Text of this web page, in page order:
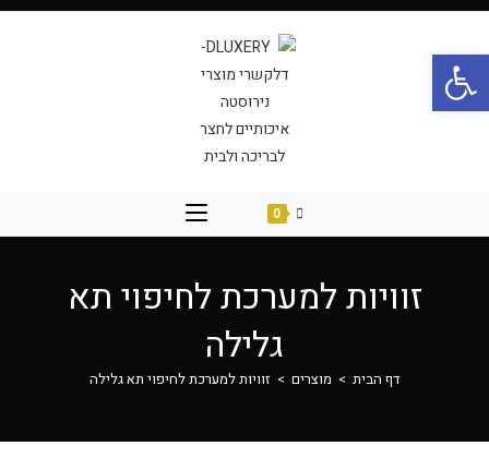
0
זוויות למערכת לחיפוי תא
גלילה
דף הבית > מוצרים > זוויות למערכת לחיפוי תא גלילה
פתח סרגל נגישות